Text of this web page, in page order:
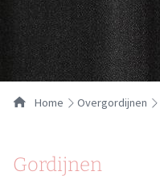
Home overgordijnen
Gordijnen